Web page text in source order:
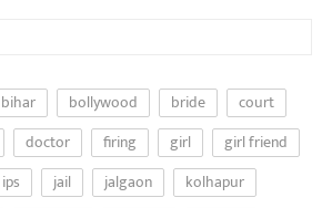
bihar bollywood bride
court
doctor firing girl
girl friend
ips jail jalgaon
kolhapur